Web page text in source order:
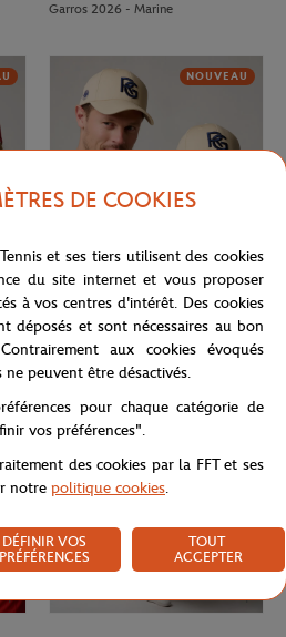
Garros 2026 - Marine
€
NOUVEAU
ROLAND GARROS 35,00 €
Casquette Heritage Roland-Garros -
Beige
NOUVEAU
DE COOKIES
et ses tiers utilisent des cookies
du site internet et vous proposer
à vos centres d'intérêt. Des cookies
déposés et sont nécessaires au bon
aux cookies évoqués
ne peuvent être désactivés.
pour chaque catégorie de
vos préférences".
des cookies par la FFT et ses
notre politique cookies.
DÉFINIR VOS
PRÉFÉRENCES
TOUT
ACCEPTER